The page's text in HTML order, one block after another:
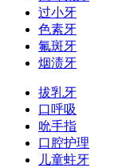
过小牙
色素牙
氟斑牙
烟渍牙
拔乳牙
口呼吸
吮手指
口腔护理
儿童蛀牙